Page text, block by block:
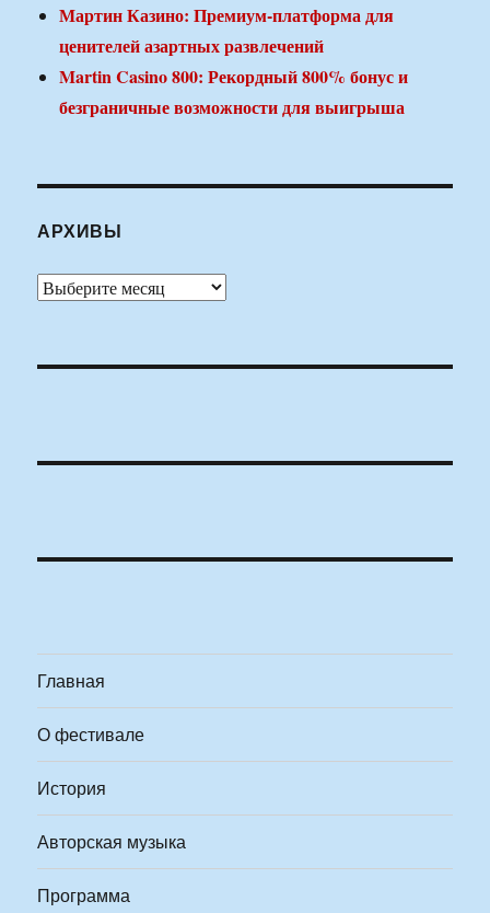
Мартин Казино: Премиум-платформа для
ценителей азартных развлечений
Martin Casino 800: Рекордный 800% бонус и
безграничные возможности для выигрыша
АРХИВЫ
Архивы
Главная
О фестивале
История
Авторская музыка
Программа